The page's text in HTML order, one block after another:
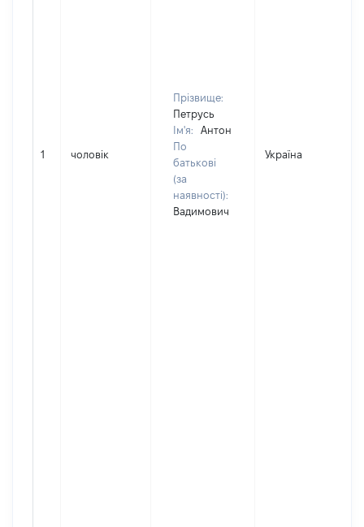
1 чоловік
Прізвище:
Петрусь
Ім'я:
Антон
По
батькові
(за
наявності):
Вадимович
Україна